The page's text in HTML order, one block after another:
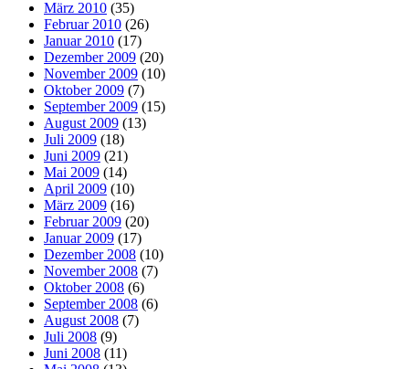
März 2010 (35)
Februar 2010 (26)
Januar 2010 (17)
Dezember 2009 (20)
November 2009 (10)
Oktober 2009 (7)
September 2009 (15)
August 2009 (13)
Juli 2009 (18)
Juni 2009 (21)
Mai 2009 (14)
April 2009 (10)
März 2009 (16)
Februar 2009 (20)
Januar 2009 (17)
Dezember 2008 (10)
November 2008 (7)
Oktober 2008 (6)
September 2008 (6)
August 2008 (7)
Juli 2008 (9)
Juni 2008 (11)